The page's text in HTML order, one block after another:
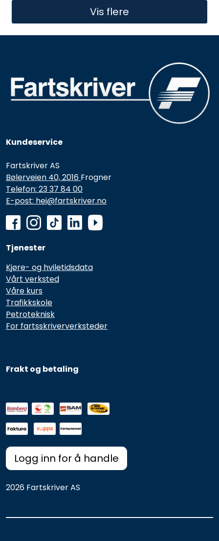
Vis flere
Logg inn for å handle
2026 Fartskriver AS
Frakt og betaling
Kundeservice
Fartskriver AS
Bølerveien 40, 2016 Frogner
Telefon: 23 37 84 00
E-post: hei@fartskriver.no
Tjenester
Kjøre- og hviletidsdata
Vårt verksted
Våre kurs
Trafikkskole
Petroteknisk
For fartsskriververksteder